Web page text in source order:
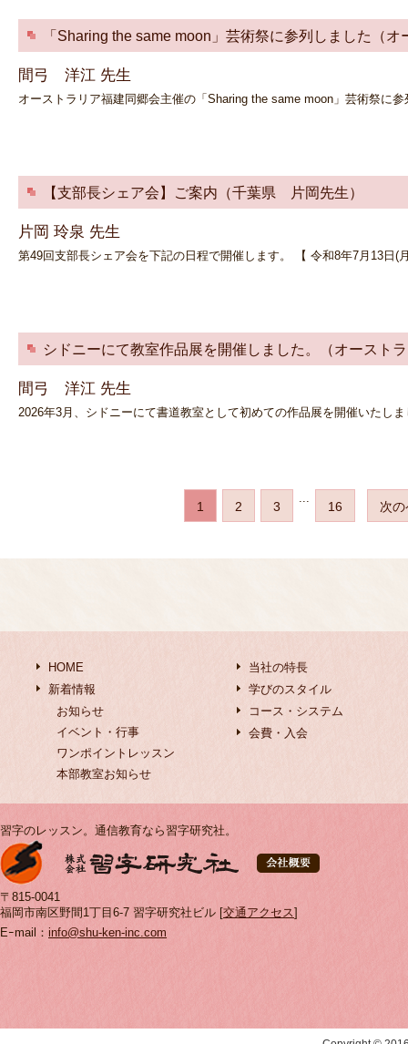
「Sharing the same moon」芸術祭に参列しました（
間弓 洋江 先生
オーストラリア福建同郷会主催の「Sharing the same moon」芸術祭に参
【支部長シェア会】ご案内（千葉県 片岡先生）
片岡 玲泉 先生
第49回支部長シェア会を下記の日程で開催します。 【 令和8年7月13日(
シドニーにて教室作品展を開催しました。（オースト
間弓 洋江 先生
2026年3月、シドニーにて書道教室として初めての作品展を開催いたし
1 2 3
...
16 次
HOME
新着情報
お知らせ
イベント・行事
ワンポイントレッスン
本部教室お知らせ
当社の特長
学びのスタイル
コース・システム
会費・入会
習字のレッスン。通信教育なら習字研究社。
〒815-0041
福岡市南区野間1丁目6-7 習字研究社ビル [交通アクセス]
Eｰmail： info@shu-ken-inc.com